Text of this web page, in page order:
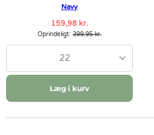
Navy
159,98 kr.
Oprindeligt:399,95 kr.
22
Læg i kurv